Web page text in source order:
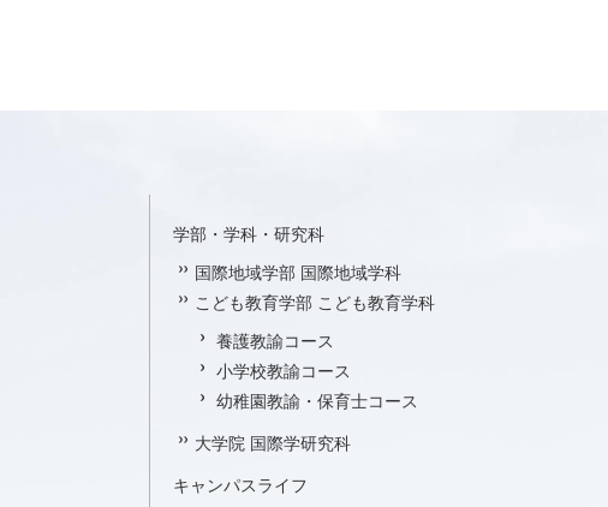
学部・学科・研究科
国際地域学部 国際地域学科
こども教育学部 こども教育学科
養護教諭コース
小学校教諭コース
幼稚園教諭・保育士コース
大学院 国際学研究科
キャンパスライフ